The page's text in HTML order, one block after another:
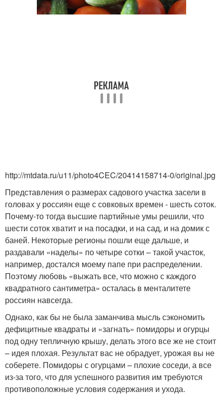
http://mtdata.ru/u11/photo4CEC/20414158714-0/original.jpg
Представления о размерах садового участка засели в
головах у россиян еще с совковых времен - шесть соток.
Почему-то тогда высшие партийные умы решили, что
шести соток хватит и на посадки, и на сад, и на домик с
баней. Некоторые регионы пошли еще дальше, и
раздавали «наделы» по четыре сотки – такой участок,
например, достался моему папе при распределении.
Поэтому любовь «выжать все, что можно с каждого
квадратного сантиметра» осталась в менталитете
россиян навсегда.
Однако, как бы не была заманчива мысль сэкономить
дефицитные квадраты и «загнать» помидоры и огурцы
под одну тепличную крышу, делать этого все же не стоит
– идея плохая. Результат вас не обрадует, урожая вы не
соберете. Помидоры с огурцами – плохие соседи, а все
из-за того, что для успешного развития им требуются
противоположные условия содержания и ухода.